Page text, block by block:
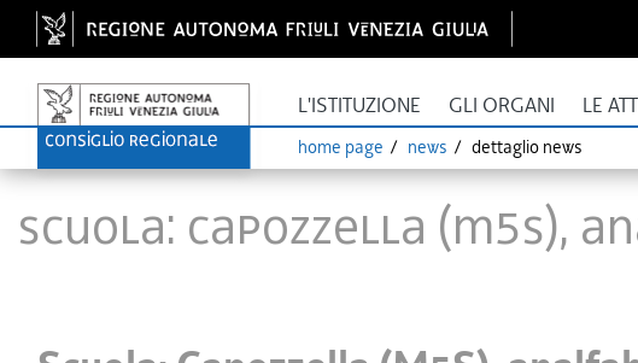
L'ISTITUZIONE GLI ORGANI LE
home page news dettaglio news
Scuola: Capozzella (M5S),